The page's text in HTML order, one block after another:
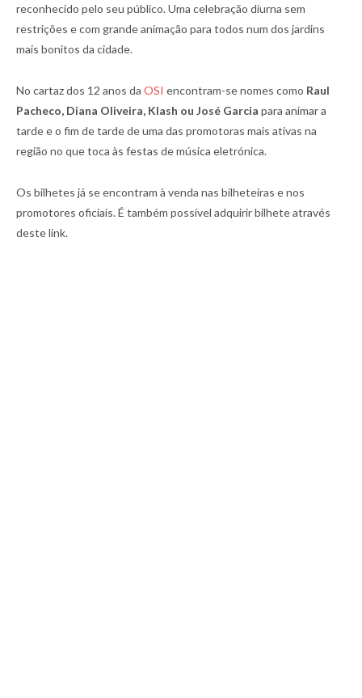
reconhecido pelo seu público. Uma celebração diurna sem
restrições e com grande animação para todos num dos jardins
mais bonitos da cidade.
No cartaz dos 12 anos da OSI encontram-se nomes como Raul
Pacheco, Diana Oliveira, Klash ou José Garcia para animar a
tarde e o fim de tarde de uma das promotoras mais ativas na
região no que toca às festas de música eletrónica.
Os bilhetes já se encontram à venda nas bilheteiras e nos
promotores oficiais. É também possível adquirir bilhete através
deste link.